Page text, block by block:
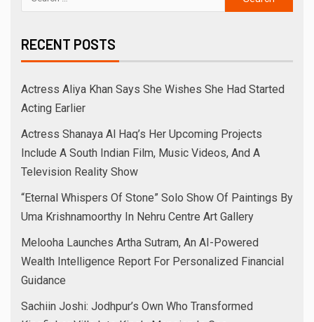
RECENT POSTS
Actress Aliya Khan Says She Wishes She Had Started
Acting Earlier
Actress Shanaya Al Haq’s Her Upcoming Projects
Include A South Indian Film, Music Videos, And A
Television Reality Show
“Eternal Whispers Of Stone” Solo Show Of Paintings By
Uma Krishnamoorthy In Nehru Centre Art Gallery
Melooha Launches Artha Sutram, An AI-Powered
Wealth Intelligence Report For Personalized Financial
Guidance
Sachiin Joshi: Jodhpur’s Own Who Transformed